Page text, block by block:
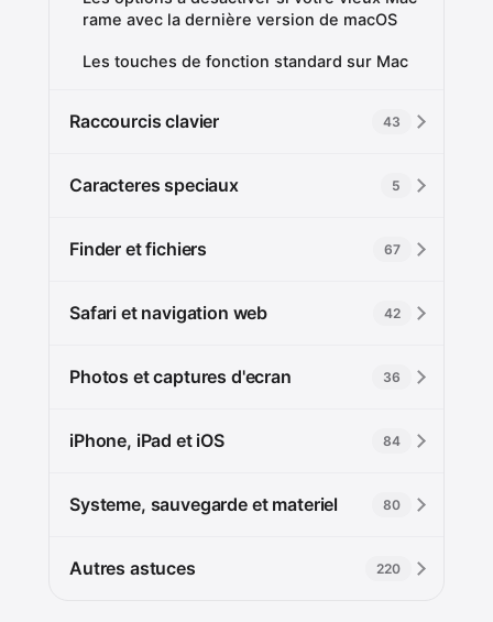
rame avec la dernière version de macOS
Les touches de fonction standard sur Mac
Raccourcis clavier 43
Caracteres speciaux 5
Finder et fichiers 67
Safari et navigation web 42
Photos et captures d'ecran 36
iPhone, iPad et iOS 84
Systeme, sauvegarde et materiel 80
Autres astuces 220